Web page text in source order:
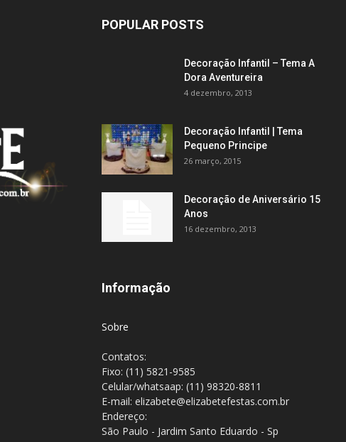
POPULAR POSTS
Decoração Infantil – Tema A
Dora Aventureira
4 dezembro, 2013
Decoração Infantil | Tema
Pequeno Principe
26 março, 2015
Decoração de Aniversário 15
Anos
16 dezembro, 2013
Informação
Sobre
Contatos:
Fixo: (11) 5821-9585
Celular/whatsaap: (11) 98320-8811
E-mail: elizabete@elizabetefestas.com.br
Endereço:
São Paulo - Jardim Santo Eduardo - Sp